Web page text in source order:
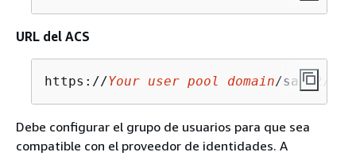
URL del ACS
https://Your user pool domain/saml2/
Debe configurar el grupo de usuarios para que sea
compatible con el proveedor de identidades. A